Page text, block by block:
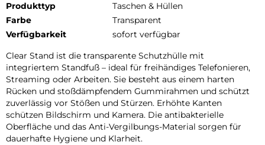
Produkttyp
Taschen & Hüllen
Farbe
Transparent
Verfügbarkeit
sofort verfügbar
Clear Stand ist die transparente Schutzhülle mit
integriertem Standfuß – ideal für freihändiges Telefonieren,
Streaming oder Arbeiten. Sie besteht aus einem harten
Rücken und stoßdämpfendem Gummirahmen und schützt
zuverlässig vor Stößen und Stürzen. Erhöhte Kanten
schützen Bildschirm und Kamera. Die antibakterielle
Oberfläche und das Anti-Vergilbungs-Material sorgen für
dauerhafte Hygiene und Klarheit.